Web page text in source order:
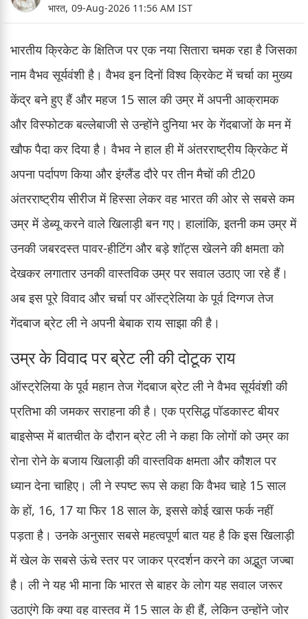
भारत, 09-Aug-2026 11:56 AM IST
भारतीय क्रिकेट के क्षितिज पर एक नया सितारा चमक रहा है जिसका
नाम वैभव सूर्यवंशी है। वैभव इन दिनों विश्व क्रिकेट में चर्चा का मुख्य
केंद्र बने हुए हैं और महज 15 साल की उम्र में अपनी आक्रामक
और विस्फोटक बल्लेबाजी से उन्होंने दुनिया भर के गेंदबाजों के मन में
खौफ पैदा कर दिया है। वैभव ने हाल ही में अंतरराष्ट्रीय क्रिकेट में
अपना पर्दापण किया और इंग्लैंड दौरे पर तीन मैचों की टी20
अंतरराष्ट्रीय सीरीज में हिस्सा लेकर वह भारत की ओर से सबसे कम
उम्र में डेब्यू करने वाले खिलाड़ी बन गए। हालांकि, इतनी कम उम्र में
उनकी जबरदस्त पावर-हीटिंग और बड़े शॉट्स खेलने की क्षमता को
देखकर लगातार उनकी वास्तविक उम्र पर सवाल उठाए जा रहे हैं।
अब इस पूरे विवाद और चर्चा पर ऑस्ट्रेलिया के पूर्व दिग्गज तेज
गेंदबाज ब्रेट ली ने अपनी बेबाक राय साझा की है।
उम्र के विवाद पर ब्रेट ली की दोटूक राय
ऑस्ट्रेलिया के पूर्व महान तेज गेंदबाज ब्रेट ली ने वैभव सूर्यवंशी की
प्रतिभा की जमकर सराहना की है। एक प्रसिद्ध पॉडकास्ट बीयर
बाइसेप्स में बातचीत के दौरान ब्रेट ली ने कहा कि लोगों को उम्र का
रोना रोने के बजाय खिलाड़ी की वास्तविक क्षमता और कौशल पर
ध्यान देना चाहिए। ली ने स्पष्ट रूप से कहा कि वैभव चाहे 15 साल
के हों, 16, 17 या फिर 18 साल के, इससे कोई खास फर्क नहीं
पड़ता है। उनके अनुसार सबसे महत्वपूर्ण बात यह है कि इस खिलाड़ी
में खेल के सबसे ऊंचे स्तर पर जाकर प्रदर्शन करने का अद्भुत जज्बा
है। ली ने यह भी माना कि भारत से बाहर के लोग यह सवाल जरूर
उठाएंगे कि क्या वह वास्तव में 15 साल के ही हैं, लेकिन उन्होंने जोर